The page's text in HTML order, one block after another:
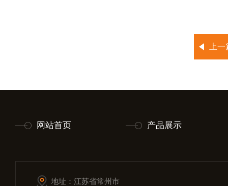
上
网站首页 产品展示
地址：江苏省常州市